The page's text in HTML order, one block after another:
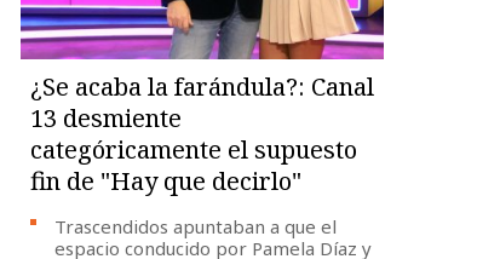
¿Se acaba la farándula?: Canal
13 desmiente
categóricamente el supuesto
fin de "Hay que decirlo"
Trascendidos apuntaban a que el
espacio conducido por Pamela Díaz y